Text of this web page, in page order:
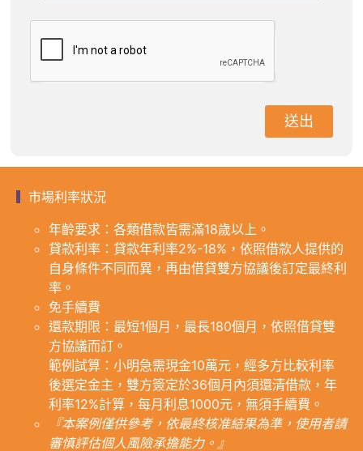
送出
市場利率狀況
年齡要求：各類借款皆需滿18歲以上。
貸款利率：貸款年利率2%-18%，依照借款人提供的
自身條件不同而異，再由借貸雙方協議後訂定最終利
率。
免手續費
還款期限：最短1個月，最長180個月，依照借貸雙
方協議而訂。
範例試算：小明急需現金10萬元，經多方比較利率
後選定金主，雙方簽定於36個月內須還清借款，年
利率12%計算，每月利息1000元，無須手續費。
『本案例僅供參考，依最終核准結果為準，使用者請
審慎評估個人風險承擔能力。』